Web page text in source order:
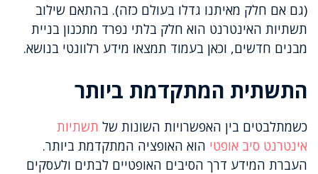
(גם אם חלק מאיתנו גדלו בעולם כזה). בהתאם שילוב
תשתיות האינטרנט הוא חלק בלתי נפרד מתכנון בניית
מבנים חדשים, וכאן בעמוד תמצאו מידע רלוונטי בנושא.
התשתית המתקדמת ביותר
כשמתלבטים בין האפשרויות השונות של תשתיות
אינטרנט סיב אופטי הוא האופציה המתקדמת ביותר.
העברת המידע דרך הסיבים האופטיים לבתים ולעסקים